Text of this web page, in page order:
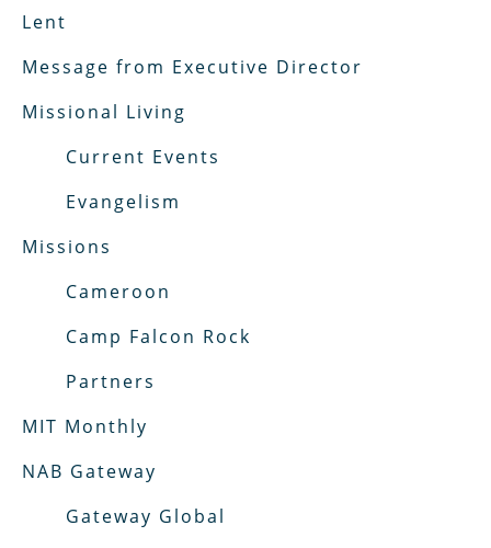
Lent
Message from Executive Director
Missional Living
Current Events
Evangelism
Missions
Cameroon
Camp Falcon Rock
Partners
MIT Monthly
NAB Gateway
Gateway Global